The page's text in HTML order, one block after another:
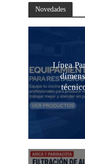
Novedades
Línea